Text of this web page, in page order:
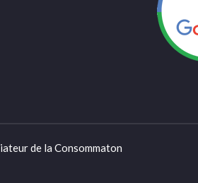
de la Consommaton